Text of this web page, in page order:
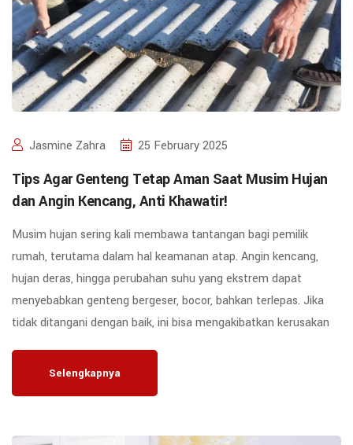
Jasmine Zahra 25 February 2025
Tips Agar Genteng Tetap Aman Saat Musim Hujan
dan Angin Kencang, Anti Khawatir!
Musim hujan sering kali membawa tantangan bagi pemilik
rumah, terutama dalam hal keamanan atap. Angin kencang,
hujan deras, hingga perubahan suhu yang ekstrem dapat
menyebabkan genteng bergeser, bocor, bahkan terlepas. Jika
tidak ditangani dengan baik, ini bisa mengakibatkan kerusakan
Selengkapnya